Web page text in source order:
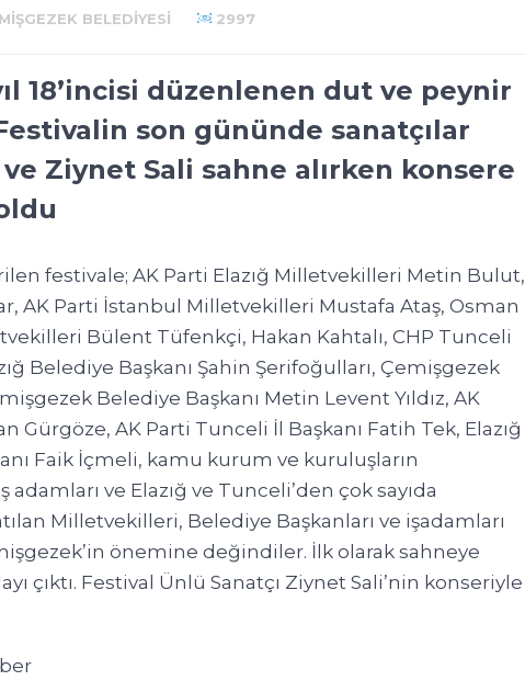
BELEDIYESI 2997
18’incisi düzenlenen dut ve peynir
son gününde sanatçılar
ve Ziynet Sali sahne alırken konsere
festivale; AK Parti Elazığ Milletvekilleri Metin Bulut,
AK Parti İstanbul Milletvekilleri Mustafa Ataş, Osman
Bülent Tüfenkçi, Hakan Kahtalı, CHP Tunceli
Belediye Başkanı Şahin Şerifoğulları, Çemişgezek
Belediye Başkanı Metin Levent Yıldız, AK
Gürgöze, AK Parti Tunceli İl Başkanı Fatih Tek, Elazığ
Faik İçmeli, kamu kurum ve kuruluşların
ve Elazığ ve Tunceli’den çok sayıda
Milletvekilleri, Belediye Başkanları ve işadamları
önemine değindiler. İlk olarak sahneye
çıktı. Festival Ünlü Sanatçı Ziynet Sali’nin konseriyle